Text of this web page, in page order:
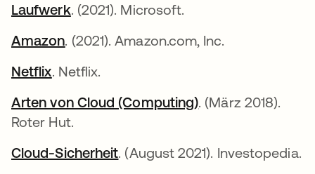
Laufwerkwird in einer neuen Registerkarte
. (2021). Microsoft.
Amazonwird in einer neuen Registerkarte
. (2021). Amazon.com, Inc.
Netflixwird in einer neuen Registerkarte
. Netflix.
Arten von Cloud (Computing)wird in einer
. (März 2018).
Roter Hut.
Cloud-Sicherheitwird in einer neuen
. (August 2021). Investopedia.